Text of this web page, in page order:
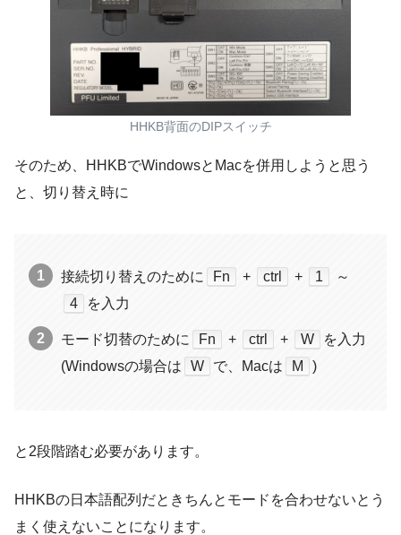
HHKB背面のDIPスイッチ
そのため、HHKBでWindowsとMacを併用しようと思う
と、切り替え時に
接続切り替えのために Fn + ctrl + 1
～
4
を入力
モード切替のために Fn + ctrl + W
を入力
(Windowsの場合は
W で、Macは M )
と2段階踏む必要があります。
HHKBの日本語配列だときちんとモードを合わせないとう
まく使えないことになります。